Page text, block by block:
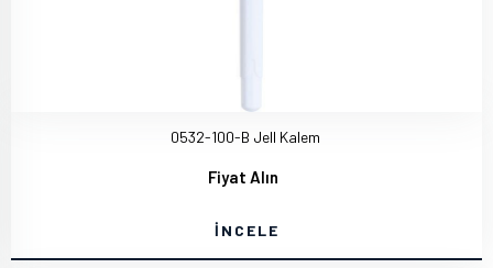
0532-100-B Jell Kalem
Fiyat Alın
İNCELE